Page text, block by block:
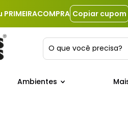
Copiar cupom
O que você precisa?
Ambientes